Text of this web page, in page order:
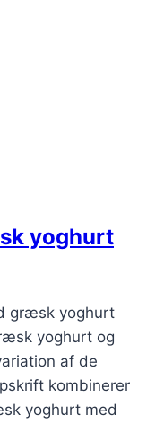
yoghurt
græsk yoghurt
yoghurt og
af de
kombinerer
yoghurt med